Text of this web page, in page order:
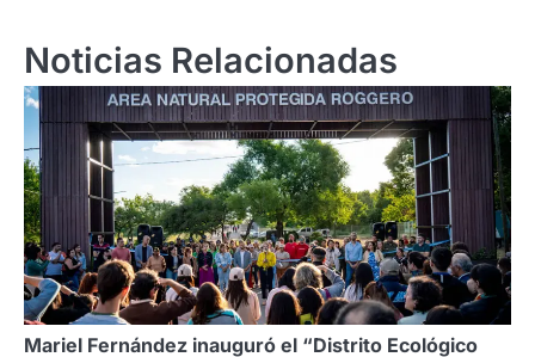
Noticias Relacionadas
Mariel Fernández inauguró el “Distrito Ecológico